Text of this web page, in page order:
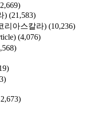
) (21,583)
리아스칼라) (10,236)
(4,076)